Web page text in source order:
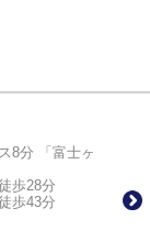
8分 「富士ヶ
歩28分
歩43分